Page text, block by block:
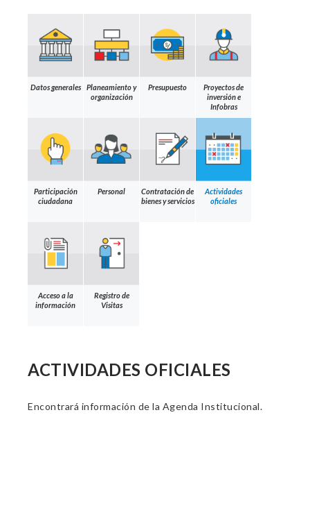
Datos generales
Planeamiento y
organización
Presupuesto
Proyectos de
inversión e
Infobras
Participación
ciudadana
Personal
Contratación de
bienes y servicios
Actividades
oficiales
Acceso a la
información
Registro de
Visitas
ACTIVIDADES OFICIALES
Encontrará información de la Agenda Institucional.